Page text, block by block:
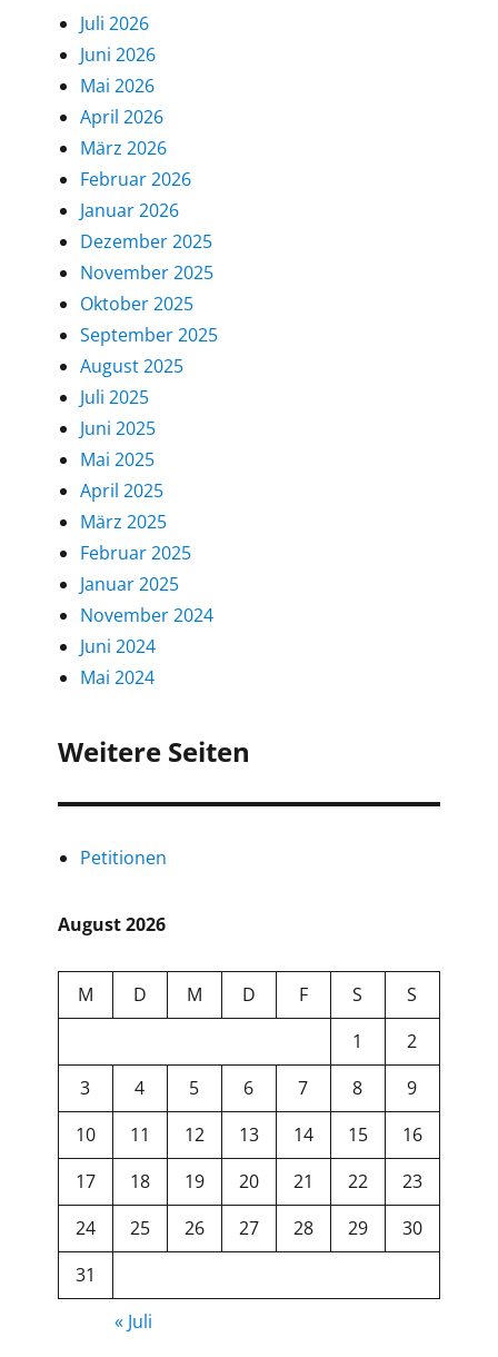
Juli 2026
Juni 2026
Mai 2026
April 2026
März 2026
Februar 2026
Januar 2026
Dezember 2025
November 2025
Oktober 2025
September 2025
August 2025
Juli 2025
Juni 2025
Mai 2025
April 2025
März 2025
Februar 2025
Januar 2025
November 2024
Juni 2024
Mai 2024
Weitere Seiten
Petitionen
August 2026
M D M D F S
S
1
2
3
4 5 6 7 8
9
10
11 12 13 14 15
16
17
18 19 20 21 22
23
24
25 26 27 28 29
30
31
« Juli